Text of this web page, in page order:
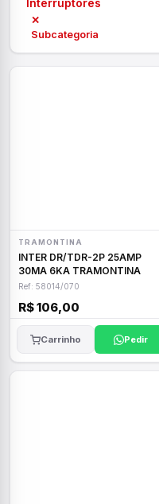
Interruptores
✕
Subcategoria
TRAMONTINA
INTER DR/TDR-2P 25AMP
30MA 6KA TRAMONTINA
Ref: 58014/070
R$ 106,00
Carrinho Pedir